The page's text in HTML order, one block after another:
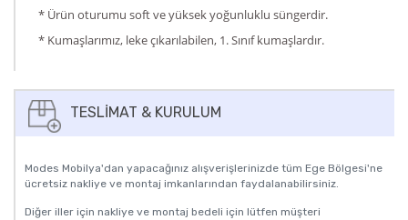
* Ürün oturumu soft ve yüksek yoğunluklu süngerdir.
* Kumaşlarımız, leke çıkarılabilen, 1. Sınıf kumaşlardır.
TESLIMAT & KURULUM
Modes Mobilya'dan yapacağınız alışverişlerinizde tüm Ege Bölgesi'ne
ücretsiz nakliye ve montaj imkanlarından faydalanabilirsiniz.
Diğer iller için nakliye ve montaj bedeli için lütfen müşteri